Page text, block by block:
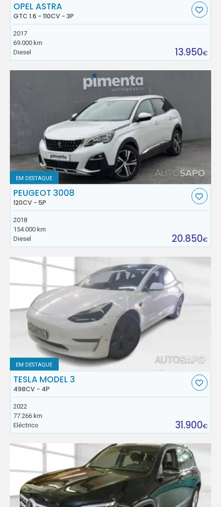
OPEL ASTRA
GTC 1.6 - 110CV - 3P
2017
69.000 km
Diesel
13.950€
EM DESTAQUE
PEUGEOT 3008
120CV - 5P
2018
154.000 km
Diesel
20.850€
EM DESTAQUE
TESLA MODEL 3
498CV - 4P
2022
77.266 km
Eléctrico
31.900€